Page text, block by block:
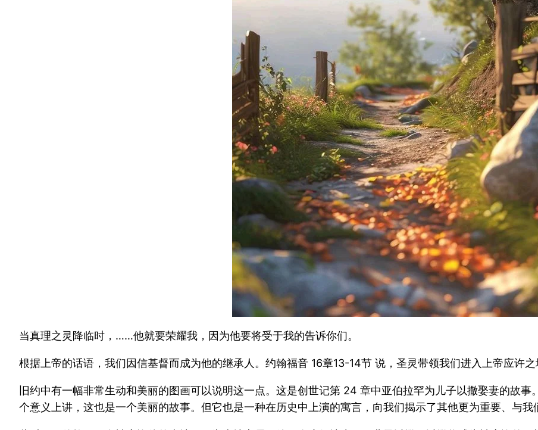
当真理之灵降临时，……他就要荣耀我，因为他要将受于我的告诉你们。
根据上帝的话语，我们因信基督而成为他的继承人。约翰福音 16章13-14节 说，圣灵带领我们进入上帝应许之
旧约中有一幅非常生动和美丽的图画可以说明这一点。这是创世记第 24 章中亚伯拉罕为儿子以撒娶妻的故
个意义上讲，这也是一个美丽的故事。但它也是一种在历史中上演的寓言，向我们揭示了其他更为重要、与我